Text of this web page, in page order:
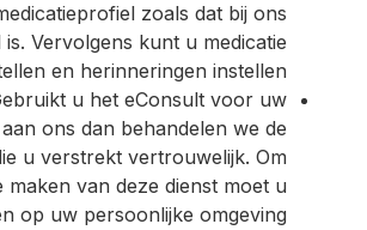
zoals dat bij ons
is. Vervolgens kunt u medicatie
en herinneringen instellen.
u het eConsult voor uw
ons dan behandelen we de
u verstrekt vertrouwelijk. Om
maken van deze dienst moet u
op uw persoonlijke omgeving.